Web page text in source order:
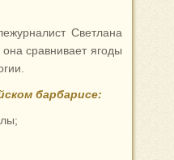
Светлана
сравнивает ягоды
барбарисе: